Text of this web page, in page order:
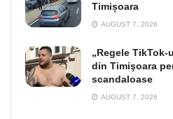
Timișoara
AUGUST 7, 2026
„Regele
din Timişoara
scandaloase
AUGUST 7, 2026